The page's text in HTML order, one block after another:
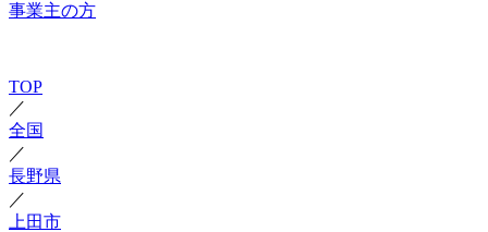
事業主の方
TOP
／
全国
／
長野県
／
上田市